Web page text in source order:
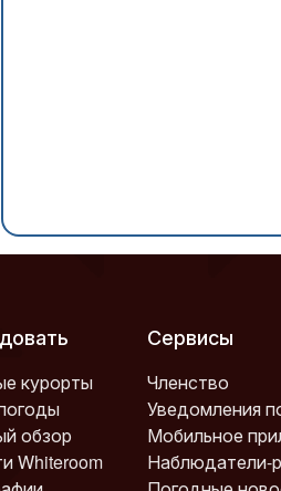
курорты
обзор
Whiteroom
Сервисы
Членство
Уведомления
Мобильное
Наблюдатели-